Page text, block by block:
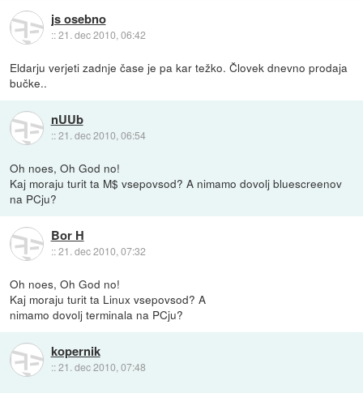
js osebno
::21. dec 2010, 06:42
Eldarju verjeti zadnje čase je pa kar težko. Človek dnevno prodaja
bučke..
nUUb
::21. dec 2010, 06:54
Oh noes, Oh God no!
Kaj moraju turit ta M$ vsepovsod? A nimamo dovolj bluescreenov
na PCju?
Bor H
::21. dec 2010, 07:32
Oh noes, Oh God no!
Kaj moraju turit ta Linux vsepovsod? A
nimamo dovolj terminala na PCju?
kopernik
::21. dec 2010, 07:48